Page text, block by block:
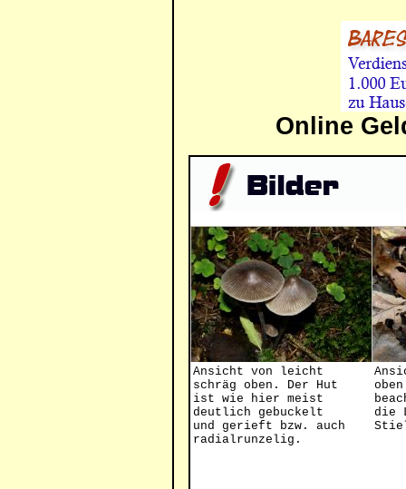
Online
Ansicht von leicht
schräg oben. Der Hut
ist wie hier meist
deutlich gebuckelt
und gerieft bzw. auch
radialrunzelig.
die